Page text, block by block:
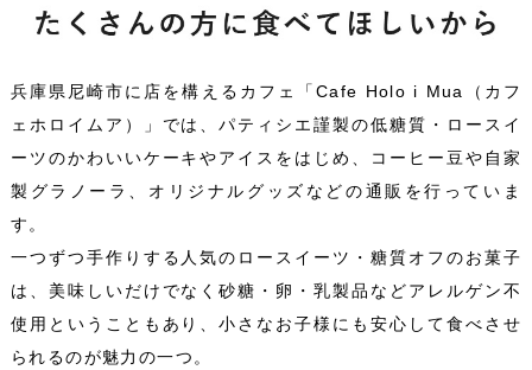
兵庫県尼崎市に店を構えるカフェ「Cafe Holo i Mua（カフ
ェホロイムア）」では、パティシエ謹製の低糖質・ロースイ
ーツのかわいいケーキやアイスをはじめ、コーヒー豆や自家
製グラノーラ、オリジナルグッズなどの通販を行っていま
す。
一つずつ手作りする人気のロースイーツ・糖質オフのお菓子
は、美味しいだけでなく砂糖・卵・乳製品などアレルゲン不
使用ということもあり、小さなお子様にも安心して食べさせ
られるのが魅力の一つ。